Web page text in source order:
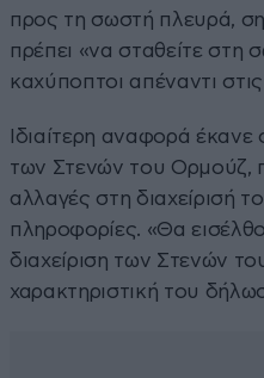
προς τη σωστή πλευρά,
πρέπει «να σταθείτε στη
καχύποπτοι απέναντι
Ιδιαίτερη αναφορά
των Στενών του Ορμούζ,
αλλαγές στη διαχείρισή
πληροφορίες. «Θα
διαχείριση των Στενών
χαρακτηριστική του